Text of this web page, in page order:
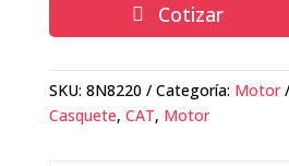
Cotizar
SKU: 8N8220 Categoría: Motor
Casquete, CAT, Motor